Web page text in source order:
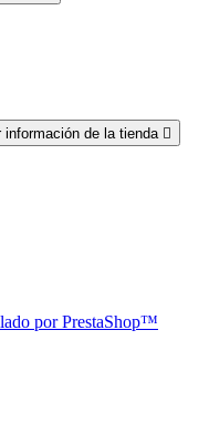
información de la tienda 
por PrestaShop™